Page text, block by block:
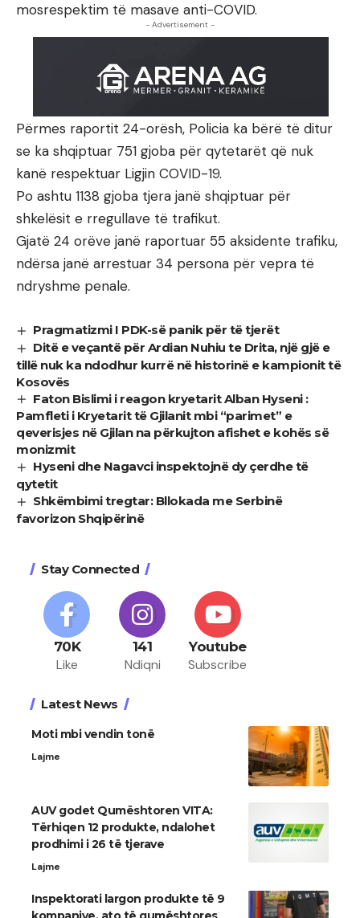
mosrespektim të masave anti-COVID.
- Advertisement -
Përmes raportit 24-orësh, Policia ka bërë të ditur
se ka shqiptuar 751 gjoba për qytetarët që nuk
kanë respektuar Ligjin COVID-19.
Po ashtu 1138 gjoba tjera janë shqiptuar për
shkelësit e rregullave të trafikut.
Gjatë 24 orëve janë raportuar 55 aksidente trafiku,
ndërsa janë arrestuar 34 persona për vepra të
ndryshme penale.
Pragmatizmi I PDK-së panik për të tjerët
Ditë e veçantë për Ardian Nuhiu te Drita, një gjë e
tillë nuk ka ndodhur kurrë në historinë e kampionit të
Kosovës
Faton Bislimi i reagon kryetarit Alban Hyseni :
Pamfleti i Kryetarit të Gjilanit mbi “parimet” e
qeverisjes në Gjilan na përkujton afishet e kohës së
monizmit
Hyseni dhe Nagavci inspektojnë dy çerdhe të
qytetit
Shkëmbimi tregtar: Bllokada me Serbinë
favorizon Shqipërinë
Stay Connected
70K
Like
141
Ndiqni
Youtube
Subscribe
Latest News
Moti mbi vendin tonë
Lajme
AUV godet Qumështoren VITA:
Tërhiqen 12 produkte, ndalohet
prodhimi i 26 të tjerave
Lajme
Inspektorati largon produkte të 9